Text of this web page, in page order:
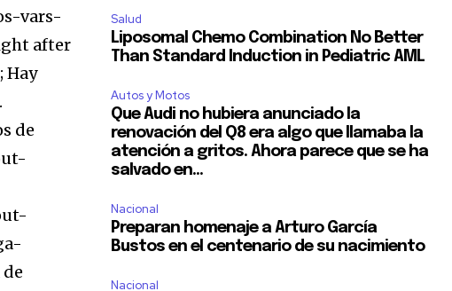
vars-
after
Hay
de
Salud
Liposomal Chemo Combination No Better
Than Standard Induction in Pediatric AML
Autos y Motos
Que Audi no hubiera anunciado la
renovación del Q8 era algo que llamaba la
atención a gritos. Ahora parece que se ha
salvado en...
Nacional
Preparan homenaje a Arturo García
Bustos en el centenario de su nacimiento
Nacional